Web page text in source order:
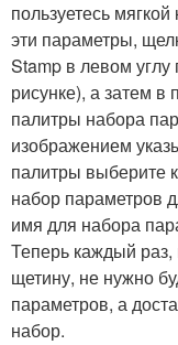
пользуетесь
эти параметры,
Stamp в левом
рисунке), а затем
палитры набора
изображением
палитры выберите
набор параметров
имя для набора
Теперь каждый раз,
щетину, не нужно
параметров, а
набор.